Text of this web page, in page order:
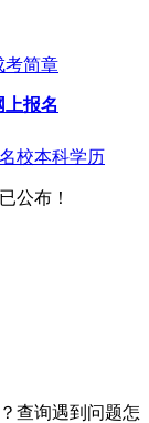
考简章
上报名
校本科学历
公布！
查询遇到问题怎